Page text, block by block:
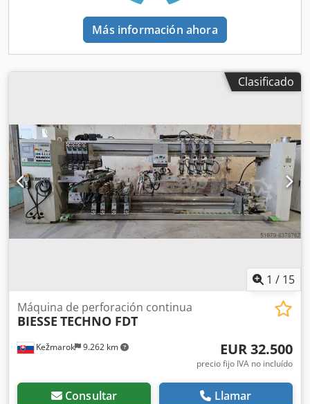
controla el desplazamiento (eje X) de las cintas de
transporte El CNC controla el desplazamiento (eje Y) de las
paradas/topes El CNC controla el desplazamiento (eje Z) de
todos soportes verticals
Más información ahora
Clasificado
1 / 15
Kežmarok 9.262 km
Máquina de perforación continua
BIESSE TECHNO FDT
EUR 32.500
precio fijo IVA no incluído
Consultar Llamar